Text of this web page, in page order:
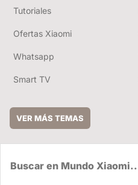
Tutoriales
Ofertas Xiaomi
Whatsapp
Smart TV
VER MÁS TEMAS